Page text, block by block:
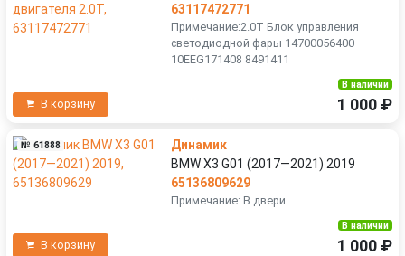
63117472771
Примечание:2.0T Блок управления
светодиодной фары 14700056400
10EEG171408 8491411
В корзину
В наличии
1 000 ₽
№ 61888
Динамик
BMW X3 G01 (2017—2021) 2019
65136809629
Примечание: В двери
В корзину
В наличии
1 000 ₽